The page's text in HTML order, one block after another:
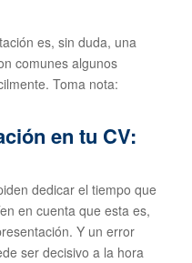
es, sin duda, una
comunes algunos
Toma nota:
en tu CV:
dedicar el tiempo que
en cuenta que esta es,
Y un error
ser decisivo a la hora